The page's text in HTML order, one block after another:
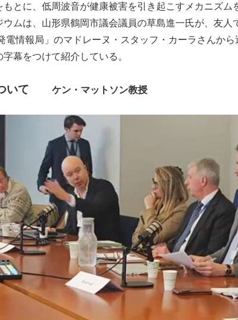
もとに、低周波音が健康被害を引き起こすメカニズム
ウムは、山形県鶴岡市議会議員の草島進一氏が、友人
電情報局」のマドレーヌ・スタッフ・カーラさんから
幕をつけて紹介している。
ついて ケン・マットソン教授